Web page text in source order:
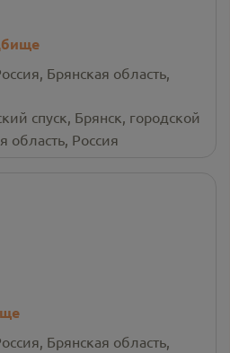
Брянская область,
спуск, Брянск, городской
область, Россия
Брянская область,